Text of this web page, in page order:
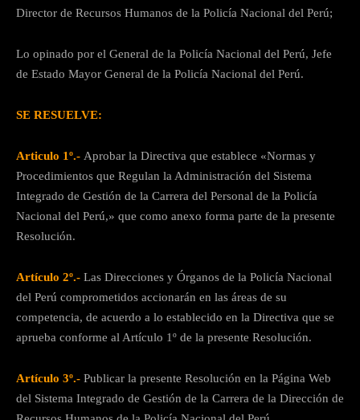
Director de Recursos Humanos de la Policía Nacional del Perú;
Lo opinado por el General de la Policía Nacional del Perú, Jefe
de Estado Mayor General de la Policía Nacional del Perú.
SE RESUELVE:
Articulo 1º.- Aprobar la Directiva que establece «Normas y
Procedimientos que Regulan la Administración del Sistema
Integrado de Gestión de la Carrera del Personal de la Policía
Nacional del Perú,» que como anexo forma parte de la presente
Resolución.
Artículo 2º.- Las Direcciones y Órganos de la Policía Nacional
del Perú comprometidos accionarán en las áreas de su
competencia, de acuerdo a lo establecido en la Directiva que se
aprueba conforme al Artículo 1º de la presente Resolución.
Artículo 3º.- Publicar la presente Resolución en la Página Web
del Sistema Integrado de Gestión de la Carrera de la Dirección de